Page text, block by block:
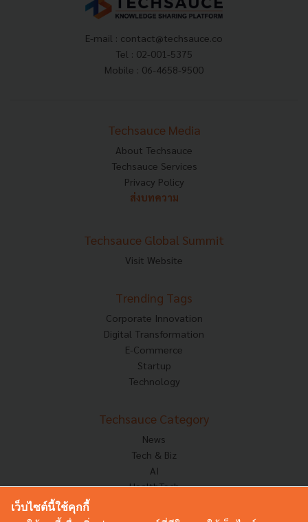
E-mail : contact@techsauce.co
Tel : 02-001-5375
Mobile : 06-4658-9500
Techsauce Media
About Techsauce
Techsauce Services
Privacy Policy
ส่งบทความ
Techsauce Global Summit
Visit Website
Trending Tags
Corporate Innovation
Digital Transformation
E-Commerce
Startup
Technology
Techsauce Category
News
Tech & Biz
AI
HealthTech
Corp Innov
เว็บไซต์นี้ใช้คุกกี้